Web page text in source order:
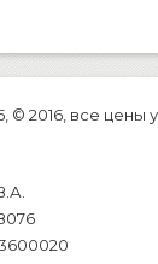
© 2016, все цены